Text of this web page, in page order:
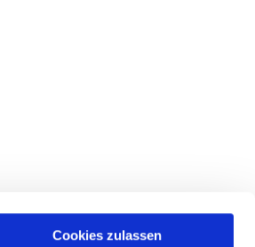
Cookies zulassen